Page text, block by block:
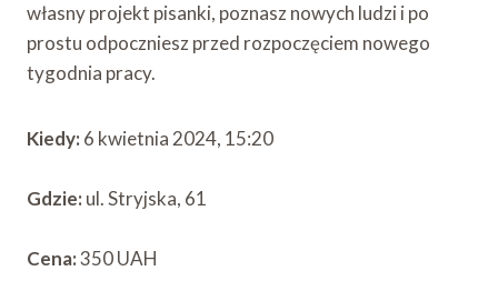
własny projekt pisanki, poznasz nowych ludzi i po
prostu odpoczniesz przed rozpoczęciem nowego
tygodnia pracy.
Kiedy: 6 kwietnia 2024, 15:20
Gdzie: ul. Stryjska, 61
Cena:350 UAH